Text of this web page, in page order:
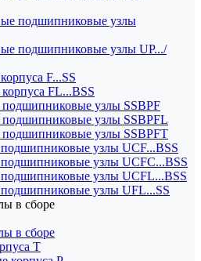
подшипниковые узлы
подшипниковые узлы UP.../
F...SS
FL...BSS
узлы SSBPF
узлы SSBPFL
узлы SSBPFT
узлы UCF...BSS
узлы UCFC...BSS
узлы UCFL...BSS
узлы UFL...SS
в сборе
в сборе
T